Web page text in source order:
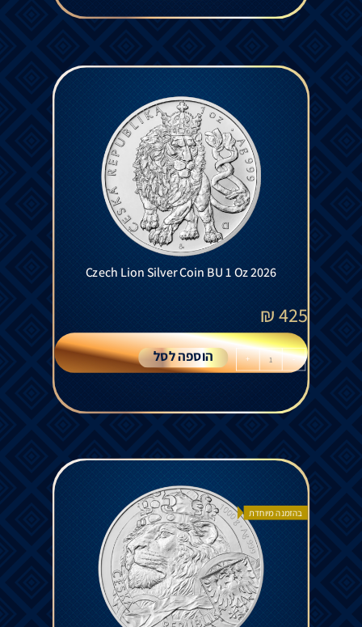
Czech Lion Silver Coin BU 1 Oz 2026
425
₪
-
+ הוספה לסל
בהזמנה מיוחדת